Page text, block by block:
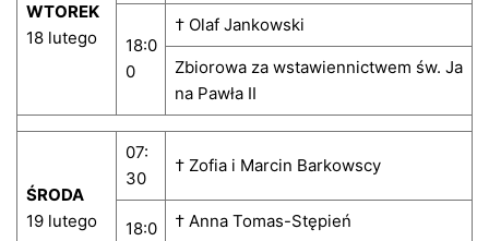
WTOREK
18 lutego
18:0
0
† Olaf Jankowski
Zbiorowa za wstawiennictwem św. Ja
na Pawła II
ŚRODA
19 lutego
07:
30
† Zofia i Marcin Barkowscy
18:0
† Anna Tomas-Stępień